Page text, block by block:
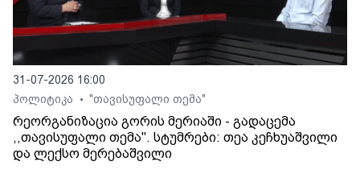
31-07-2026 16:00
პოლიტიკა
• "თავისუფალი თემა"
რეორგანიზაცია გორის მერიაში - გადაცემა
,,თავისუფალი თემა". სტუმრები: თეა კეჩხუაშვილი
და ლექსო მერებაშვილი